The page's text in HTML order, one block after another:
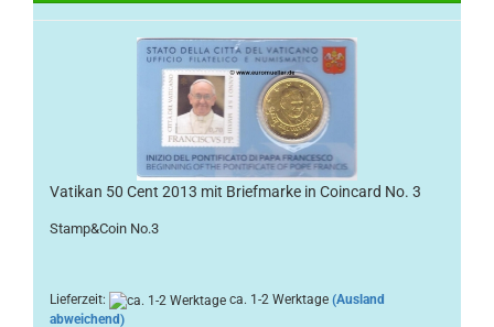
Vatikan 50 Cent 2013 mit Briefmarke in Coincard No. 3
Stamp&Coin No.3
Lieferzeit: ca. 1-2 Werktage (Ausland
abweichend)